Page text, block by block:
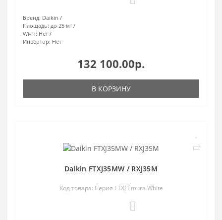
Бренд: Daikin
Площадь: до 25 м²
Wi-Fi: Нет
Инвертор: Нет
132 100.00р.
В КОРЗИНУ
Daikin FTXJ35MW / RXJ35M
Код товара: Серия FTXJ Emura White